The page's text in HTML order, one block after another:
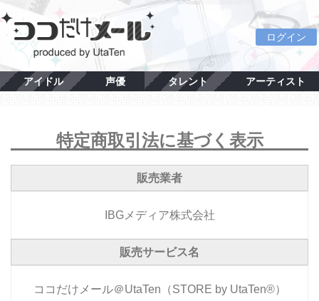
ログイン
アイドル 声優 タレント アーティスト
特定商取引法に基づく表示
販売業者
IBGメディア株式会社
販売サービス名
ココだけメール＠UtaTen（STORE by UtaTen®）